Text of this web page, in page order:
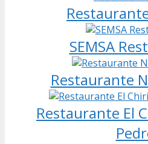
SEMSA
Restaurante
Restaurante El